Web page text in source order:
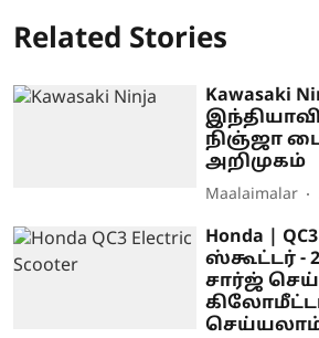
Related Stories
Kawasaki
நிஞ்ஜா
அறிமுகம்
Maalaimalar
Honda |
ஸ்கூட்டர் -
சார்ஜ்